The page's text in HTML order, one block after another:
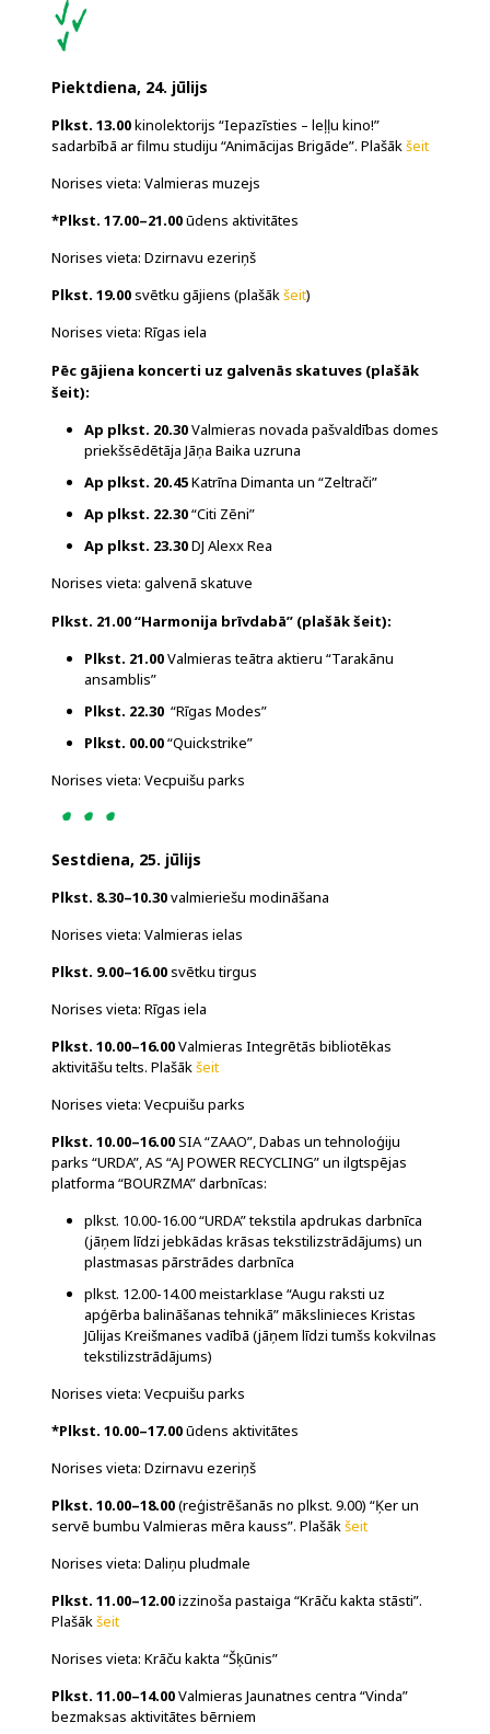
Piektdiena, 24. jūlijs
Plkst. 13.00kinolektorijs “Iepazīsties – leļļu kino!”
sadarbībā ar filmu studiju “Animācijas Brigāde”. Plašākšeit
Norises vieta: Valmieras muzejs
*Plkst. 17.00–21.00ūdens aktivitātes
Norises vieta: Dzirnavu ezeriņš
Plkst. 19.00svētku gājiens (plašākšeit)
Norises vieta: Rīgas iela
Pēc gājiena koncerti uz galvenās skatuves (plašāk
šeit):
Ap plkst. 20.30Valmieras novada pašvaldības domes
priekšsēdētāja Jāņa Baika uzruna
Ap plkst. 20.45Katrīna Dimanta un “Zeltrači”
Ap plkst. 22.30“Citi Zēni”
Ap plkst. 23.30DJ Alexx Rea
Norises vieta: galvenā skatuve
Plkst. 21.00 “Harmonija brīvdabā” (plašākšeit):
Plkst. 21.00Valmieras teātra aktieru “Tarakānu
ansamblis”
Plkst. 22.30“Rīgas Modes”
Plkst. 00.00“Quickstrike”
Norises vieta: Vecpuišu parks
Sestdiena, 25. jūlijs
Plkst. 8.30–10.30valmieriešu modināšana
Norises vieta: Valmieras ielas
Plkst. 9.00–16.00svētku tirgus
Norises vieta: Rīgas iela
Plkst. 10.00–16.00Valmieras Integrētās bibliotēkas
aktivitāšu telts. Plašākšeit
Norises vieta: Vecpuišu parks
Plkst. 10.00–16.00SIA “ZAAO”, Dabas un tehnoloģiju
parks “URDA”, AS “AJ POWER RECYCLING” un ilgtspējas
platforma “BOURZMA” darbnīcas:
plkst. 10.00-16.00 “URDA” tekstila apdrukas darbnīca
(jāņem līdzi jebkādas krāsas tekstilizstrādājums) un
plastmasas pārstrādes darbnīca
plkst. 12.00-14.00 meistarklase “Augu raksti uz
apģērba balināšanas tehnikā” mākslinieces Kristas
Jūlijas Kreišmanes vadībā (jāņem līdzi tumšs kokvilnas
tekstilizstrādājums)
Norises vieta: Vecpuišu parks
*Plkst. 10.00–17.00ūdens aktivitātes
Norises vieta: Dzirnavu ezeriņš
Plkst. 10.00–18.00(reģistrēšanās no plkst. 9.00) “Ķer un
servē bumbu Valmieras mēra kauss”. Plašākšeit
Norises vieta: Daliņu pludmale
Plkst. 11.00–12.00izzinoša pastaiga “Krāču kakta stāsti”.
Plašākšeit
Norises vieta: Krāču kakta “Šķūnis”
Plkst. 11.00–14.00Valmieras Jaunatnes centra “Vinda”
bezmaksas aktivitātes bērniem